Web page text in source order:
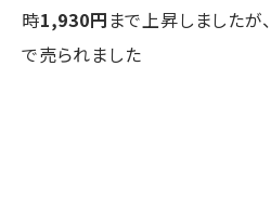
時1,930円 まで上昇しました
で売られました